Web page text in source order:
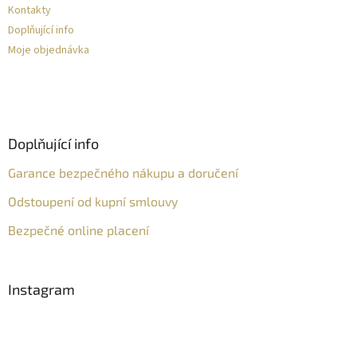
Kontakty
Doplňující info
Moje objednávka
Doplňující info
Garance bezpečného nákupu a doručení
Odstoupení od kupní smlouvy
Bezpečné online placení
Instagram